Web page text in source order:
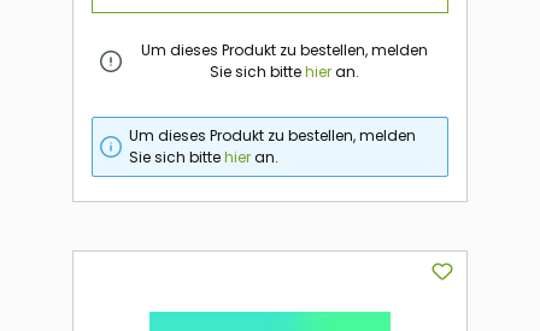
Um dieses Produkt zu bestellen, melden
Sie sich bittehieran.
Um dieses Produkt zu bestellen, melden
Sie sich bittehieran.